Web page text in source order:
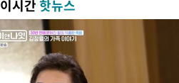
이시간핫뉴스